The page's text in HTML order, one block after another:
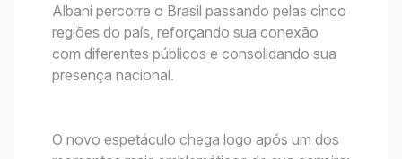
Albani percorre o Brasil passando pelas cinco
regiões do país, reforçando sua conexão
com diferentes públicos e consolidando sua
presença nacional.
O novo espetáculo chega logo após um dos